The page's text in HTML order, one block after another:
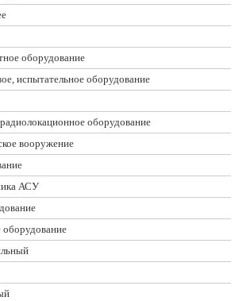
оборудование
испытательное оборудование
оборудование
вооружение
АСУ
оборудование